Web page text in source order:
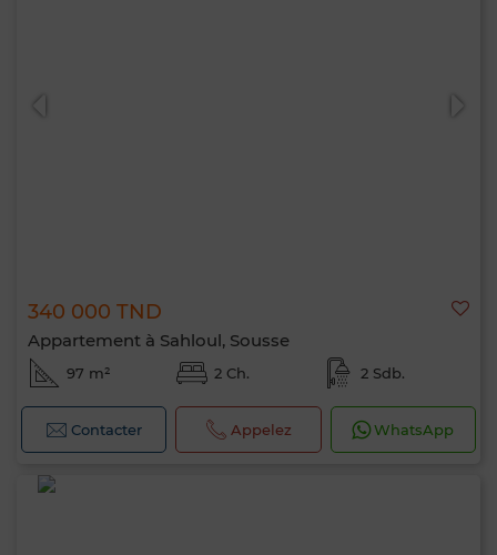
340 000 TND
Appartement à Sahloul, Sousse
97 m² 2 Ch. 2 Sdb.
Contacter Appelez WhatsApp